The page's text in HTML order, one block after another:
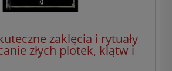
zaklęcia i rytuały
złych plotek, klątw i
uroków